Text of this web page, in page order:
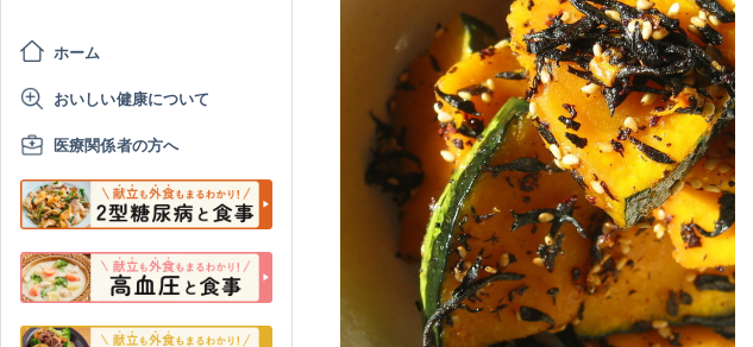
ホーム
おいしい健康について
医療関係者の方へ